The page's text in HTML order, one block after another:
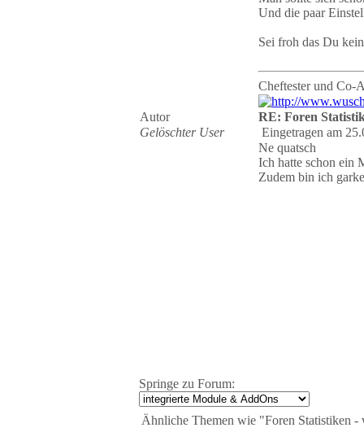
Und die paar
Sei froh das Du
Cheftester und Co-
Autor
RE: Foren
Gelöschter User
Eingetragen am
Ne quatsch
Ich hatte schon ein
Zudem bin ich
Springe zu Forum:
Ähnliche Themen wie "Foren Statistiken -